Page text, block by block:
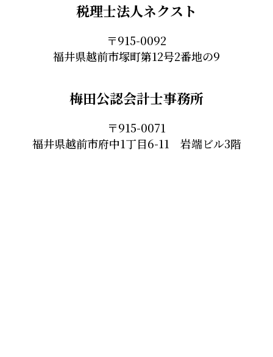
税理士法人ネクスト
〒915-0092
福井県越前市塚町第12号2番地の9
梅田公認会計士事務所
〒915-0071
福井県越前市府中1丁目6-11 岩端ビル3階